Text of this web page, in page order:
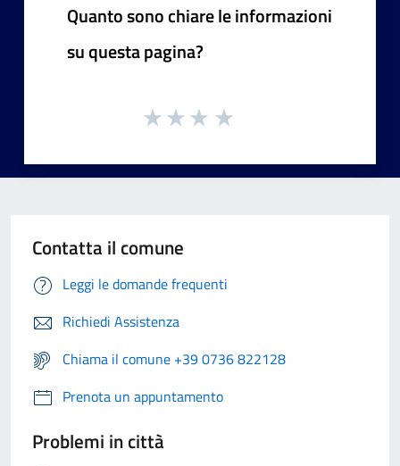
Quanto sono chiare le informazioni
su questa pagina?
Contatta il comune
Leggi le domande frequenti
Richiedi Assistenza
Chiama il comune +39 0736 822128
Prenota un appuntamento
Problemi in città